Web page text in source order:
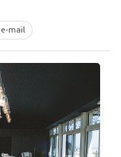
mail